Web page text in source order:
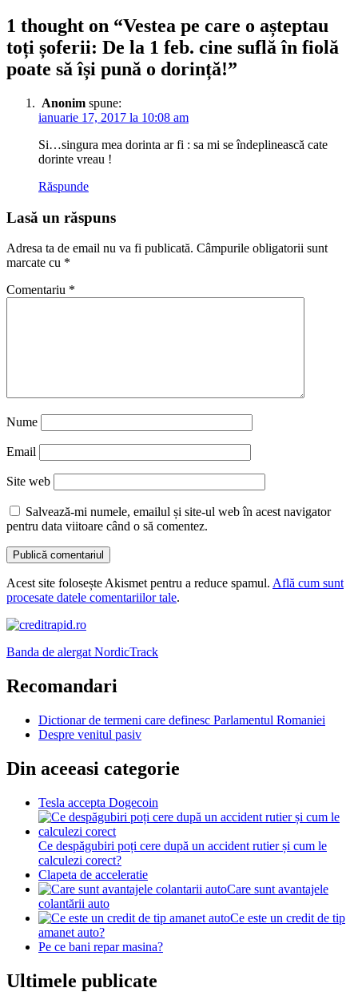
1 thought on “Vestea pe care o așteptau
toți șoferii: De la 1 feb. cine suflă în fiolă
poate să își pună o dorință!”
Anonim spune:
ianuarie 17, 2017 la 10:08 am
Si…singura mea dorinta ar fi : sa mi se îndeplinească cate
dorinte vreau !
Răspunde
Lasă un răspuns
Adresa ta de email nu va fi publicată. Câmpurile obligatorii sunt
marcate cu *
Comentariu *
Nume
Email
Site web
Salvează-mi numele, emailul și site-ul web în acest navigator
pentru data viitoare când o să comentez.
Acest site folosește Akismet pentru a reduce spamul. Află cum sunt
procesate datele comentariilor tale.
Banda de alergat NordicTrack
Recomandari
Dictionar de termeni care definesc Parlamentul Romaniei
Despre venitul pasiv
Din aceeasi categorie
Tesla accepta Dogecoin
Ce despăgubiri poți cere după un accident rutier și cum le
calculezi corect?
Clapeta de acceleratie
Care sunt avantajele
colantării auto
Ce este un credit de tip
amanet auto?
Pe ce bani repar masina?
Ultimele publicate